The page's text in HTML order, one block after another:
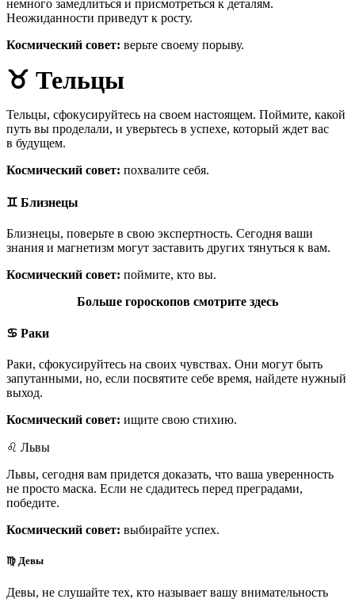
немного замедлиться и присмотреться к деталям.
Неожиданности приведут к росту.
Космический совет: верьте своему порыву.
♉ Тельцы
Тельцы, сфокусируйтесь на своем настоящем. Поймите, какой
путь вы проделали, и уверьтесь в успехе, который ждет вас
в будущем.
Космический совет: похвалите себя.
♊ Близнецы
Близнецы, поверьте в свою экспертность. Сегодня ваши
знания и магнетизм могут заставить других тянуться к вам.
Космический совет: поймите, кто вы.
Больше гороскопов смотрите здесь
♋ Раки
Раки, сфокусируйтесь на своих чувствах. Они могут быть
запутанными, но, если посвятите себе время, найдете нужный
выход.
Космический совет: ищите свою стихию.
♌ Львы
Львы, сегодня вам придется доказать, что ваша уверенность
не просто маска. Если не сдадитесь перед преградами,
победите.
Космический совет: выбирайте успех.
♍ Девы
Девы, не слушайте тех, кто называет вашу внимательность